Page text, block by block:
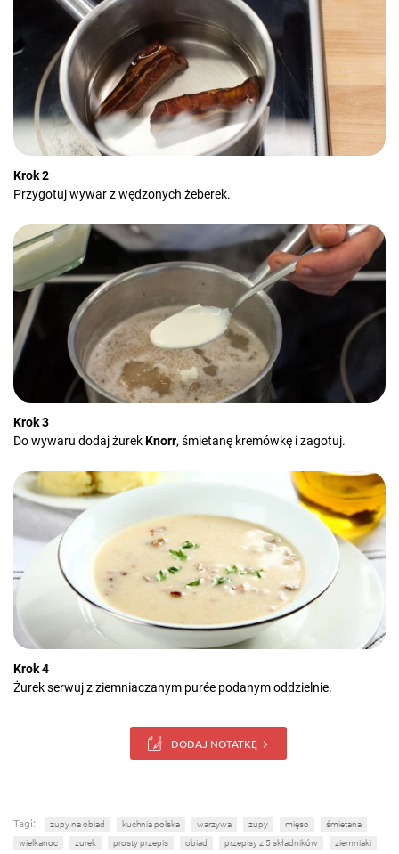
Krok 2
Przygotuj wywar z wędzonych żeberek.
Krok 3
Do wywaru dodaj żurekKnorr, śmietanę kremówkę i zagotuj.
Krok 4
Żurek serwuj z ziemniaczanym purée podanym oddzielnie.
DODAJ NOTATKĘ
Tagi: zupy na obiad kuchnia polska warzywa zupy mięso
śmietana
wielkanoc
żurek prosty przepis obiad przepisy z 5 składników
ziemniaki